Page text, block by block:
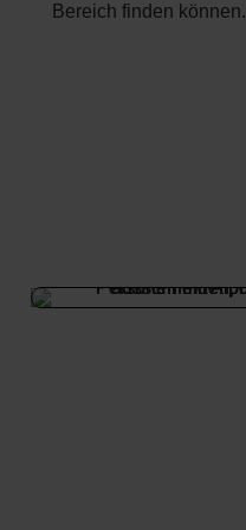
Bereich finden können.